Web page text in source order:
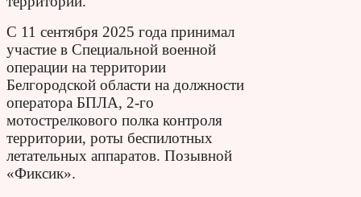
С 11 сентября 2025 года принимал
участие в Специальной военной
операции на территории
Белгородской области на должности
оператора БПЛА, 2-го
мотострелкового полка контроля
территории, роты беспилотных
летательных аппаратов. Позывной
«Фиксик».